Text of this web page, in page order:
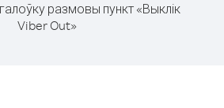
размовы пункт «Выклік
Viber Out»